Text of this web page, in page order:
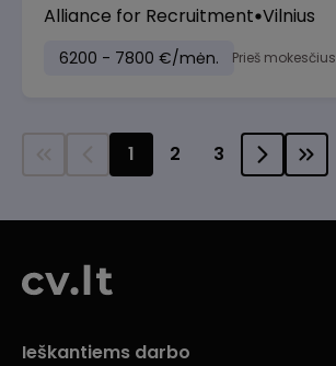
Alliance for Recruitment Vilnius
6200 - 7800 €/mėn. Prieš mokesčius
1 2 3
Ieškantiems darbo